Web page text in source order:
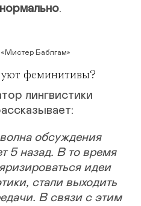
.
Баблгам»
феминитивы?
лингвистики
обсуждения
5 назад. В то время
идеи
стали выходить
В связи с этим